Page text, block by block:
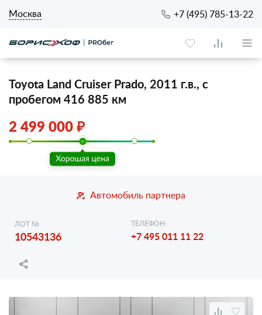
Москва +7 (495) 785-13-22
Toyota Land Cruiser Prado, 2011 г.в., с
пробегом 416 885 км
2 499 000 ₽
Автомобиль партнера
ЛОТ №
10543136
ТЕЛЕФОН:
+7 495 011 11 22